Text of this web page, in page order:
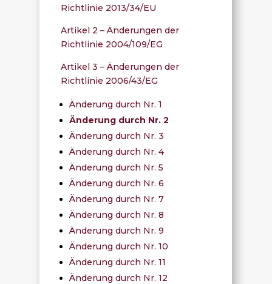
Richtlinie 2013/34/EU
Artikel 2 – Änderungen der
Richtlinie 2004/109/EG
Artikel 3 – Änderungen der
Richtlinie 2006/43/EG
Änderung durch Nr. 1
Änderung durch Nr. 2
Änderung durch Nr. 3
Änderung durch Nr. 4
Änderung durch Nr. 5
Änderung durch Nr. 6
Änderung durch Nr. 7
Änderung durch Nr. 8
Änderung durch Nr. 9
Änderung durch Nr. 10
Änderung durch Nr. 11
Änderung durch Nr. 12